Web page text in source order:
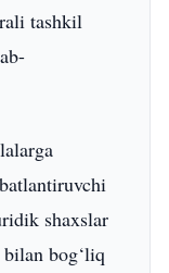
tashkil
shaxslar
bog‘liq